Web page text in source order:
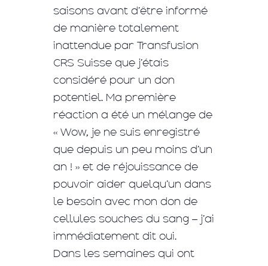
saisons avant d’être informé
de manière totalement
inattendue par Transfusion
CRS Suisse que j’étais
considéré pour un don
potentiel. Ma première
réaction a été un mélange de
« Wow, je ne suis enregistré
que depuis un peu moins d’un
an ! » et de réjouissance de
pouvoir aider quelqu’un dans
le besoin avec mon don de
cellules souches du sang – j’ai
immédiatement dit oui.
Dans les semaines qui ont